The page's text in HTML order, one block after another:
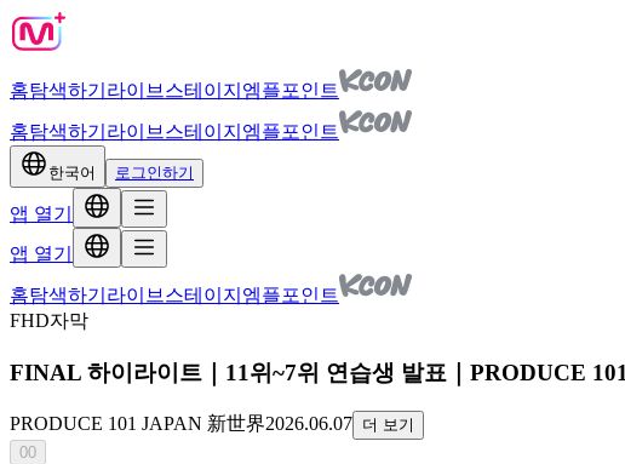
홈탐색하기 라이브 스테이지 엠플포인트
홈탐색하기 라이브 스테이지 엠플포인트
한국어 로그인하기
앱 열기
앱 열기
홈탐색하기 라이브 스테이지 엠플포인트
FHD자막
FINAL 하이라이트｜11위~7위 연습생 발표｜PRODUCE
PRODUCE 101 JAPAN 新世界2026.06.07 더 보기
00